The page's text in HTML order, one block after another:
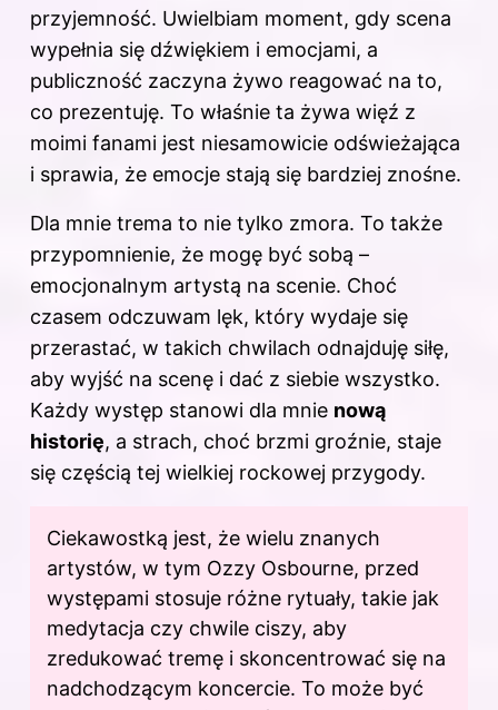
przyjemność. Uwielbiam moment, gdy scena
wypełnia się dźwiękiem i emocjami, a
publiczność zaczyna żywo reagować na to,
co prezentuję. To właśnie ta żywa więź z
moimi fanami jest niesamowicie odświeżająca
i sprawia, że emocje stają się bardziej znośne.
Dla mnie trema to nie tylko zmora. To także
przypomnienie, że mogę być sobą –
emocjonalnym artystą na scenie. Choć
czasem odczuwam lęk, który wydaje się
przerastać, w takich chwilach odnajduję siłę,
aby wyjść na scenę i dać z siebie wszystko.
Każdy występ stanowi dla mnie nową
historię, a strach, choć brzmi groźnie, staje
się częścią tej wielkiej rockowej przygody.
Ciekawostką jest, że wielu znanych
artystów, w tym Ozzy Osbourne, przed
występami stosuje różne rytuały, takie jak
medytacja czy chwile ciszy, aby
zredukować tremę i skoncentrować się na
nadchodzącym koncercie. To może być